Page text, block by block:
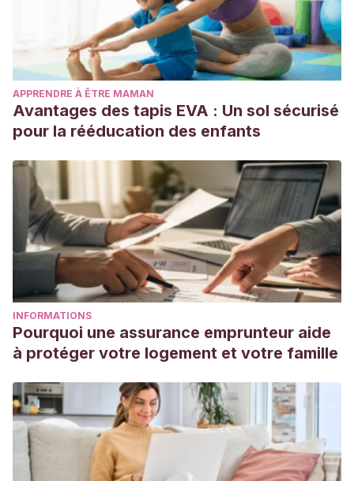
APPRENDRE À ÊTRE MAMAN
Avantages des tapis EVA : Un sol sécurisé
pour la rééducation des enfants
INFORMATIONS
Pourquoi une assurance emprunteur aide
à protéger votre logement et votre famille